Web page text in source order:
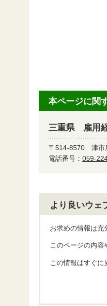
本ページに関
三重県 雇用
〒514-8570 津市
電話番号： 059-
より良いウェ
お求めの情報は充
このページの内容
この情報はすぐに